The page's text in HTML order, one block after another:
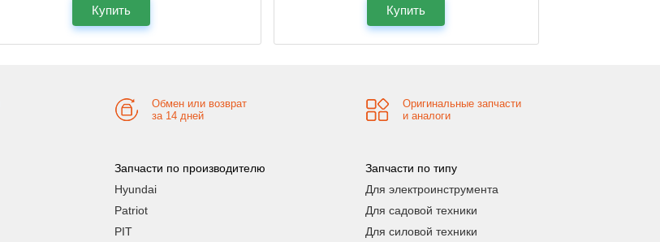
Купить Купить
Обмен или возврат
за 14 дней
Оригинальные запчасти
и аналоги
Запчасти по производителю
Hyundai
Patriot
PIT
Запчасти по типу
Для электроинструмента
Для садовой техники
Для силовой техники